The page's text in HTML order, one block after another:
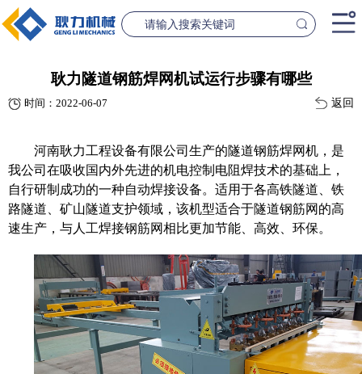
GL1500-2500数控钢筋笼滚焊机
查看更多
GL2300隧道网
查看更
产品中心
案例中心
联系我们
新闻资讯
公司简介
耿力隧道钢筋焊网机试运行步骤有哪些
时间：2022-06-07 返回
河南耿力工程设备有限公司生产的隧道钢筋焊网机，是
我公司在吸收国内外先进的机电控制电阻焊技术的基础上，
自行研制成功的一种自动焊接设备。适用于各高铁隧道、铁
路隧道、矿山隧道支护领域，该机型适合于隧道钢筋网的高
速生产，与人工焊接钢筋网相比更加节能、高效、环保。